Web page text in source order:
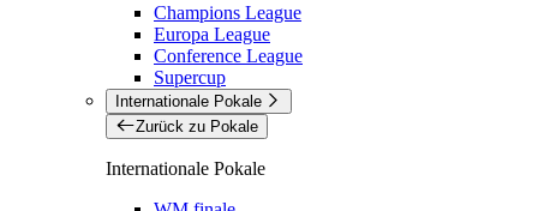
Champions League
Europa League
Conference League
Supercup
Internationale Pokale
Zurück zu Pokale
Internationale Pokale